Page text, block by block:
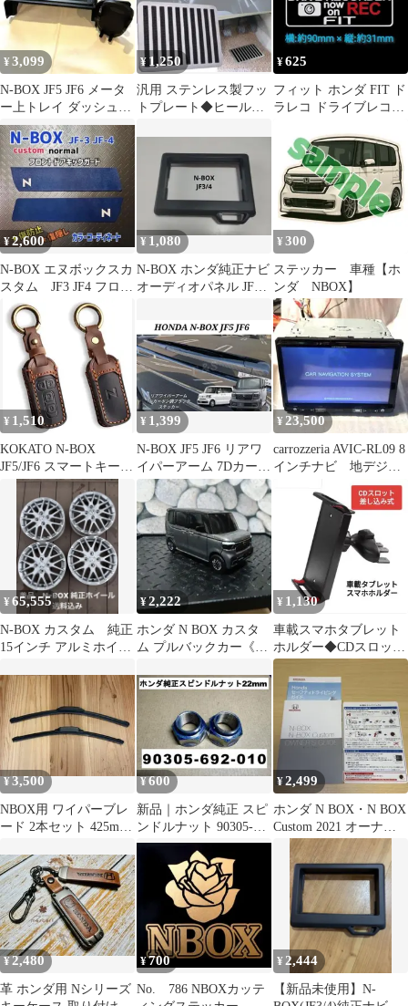
¥3,099
N-BOX JF5 JF6 メータ
ー上トレイ ダッシュボ
ードトレイ小物収納新
品
¥ 1,250
汎用 ステンレス製フッ
トプレート◆ヒールパ
¥625
フィット ホンダ FIT ド
ラレコ ドライブレコー
¥2,600
N-BOX エヌボックスカ
スタム JF3 JF4 フロン
トドア キックガード
¥ 1,080
N-BOX ホンダ純正ナビ
オーディオパネル JF3
¥ 300
ステッカー 車種【ホ
ンダ NBOX】
¥ 1,510
KOKATO N-BOX
JF5/JF6 スマートキーケ
ース 4ボタン ブラック
¥ 1,399
N-BOX JF5 JF6 リアワ
イパーアーム 7Dカーボ
ン調ブラックステッカ
ー
¥23,500
carrozzeria AVIC-RL09 8
インチナビ 地デジ
¥65,555
N-BOX カスタム 純正
15インチ アルミホイー
¥2,222
ホンダ N BOX カスタ
ム プルバックカー《ペ
¥ 1,130
車載スマホタブレット
ホルダー◆CDスロット
用◆11インチまで対応
¥3,500
NBOX用 ワイパーブレ
ード 2本セット 425mm
¥600
新品｜ホンダ純正 スピ
ンドルナット 90305-
692-010
¥2,499
ホンダ N BOX・N BOX
Custom 2021 オーナー
ズガイド
¥2,480
革 ホンダ用 Nシリーズ
¥700
No. 786 NBOXカッテ
¥ 2,444
【新品未使用】N-